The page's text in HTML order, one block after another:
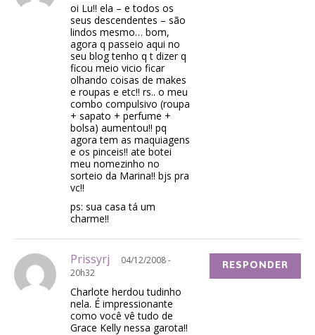
oi Lu!! ela – e todos os
seus descendentes – são
lindos mesmo… bom,
agora q passeio aqui no
seu blog tenho q t dizer q
ficou meio vicio ficar
olhando coisas de makes
e roupas e etc!! rs.. o meu
combo compulsivo (roupa
+ sapato + perfume +
bolsa) aumentou!! pq
agora tem as maquiagens
e os pinceis!! ate botei
meu nomezinho no
sorteio da Marina!! bjs pra
vc!!
ps: sua casa tá um
charme!!
Prissyrj
04/12/2008 -
20h32
Charlote herdou tudinho
nela. É impressionante
como você vê tudo de
Grace Kelly nessa garota!!
RESPONDER